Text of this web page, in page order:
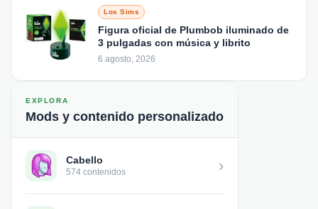
Los Sims
Figura oficial de Plumbob iluminado de
3 pulgadas con música y librito
6 agosto, 2026
EXPLORA
Mods y contenido personalizado
Cabello
574 contenidos ›